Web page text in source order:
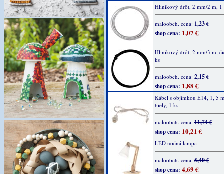
Hliníkový drôt, 2 mm/2 m, 1
maloobch. cena:1,23 €
shop cena: 1,07 €
Hliníkový drôt, 2 mm/3 m,
ks
maloobch. cena:2,15 €
shop cena: 1,88 €
Kábel s objímkou E14, 1, 5
biely, 1 ks
maloobch. cena:11,74 €
shop cena: 10,21 €
LED nočná lampa
maloobch. cena:5,40 €
shop cena: 4,69 €